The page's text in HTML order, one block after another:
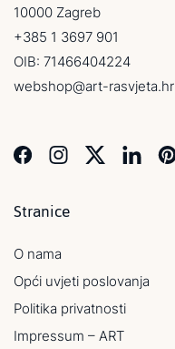
10000 Zagreb
+385 1 3697 901
OIB: 71466404224
webshop@art-rasvjeta.hr
Stranice
O nama
Opći uvjeti poslovanja
Politika privatnosti
Impressum – ART